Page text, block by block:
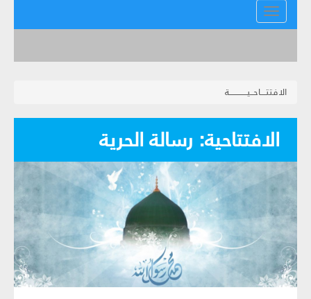
القائمة
الافتتــــاحــيـــــــــــــة
الافتتاحية: رسالة الحرية